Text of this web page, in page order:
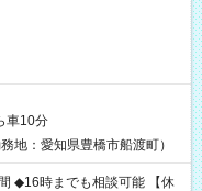
車10分
地：愛知県豊橋市船渡町）